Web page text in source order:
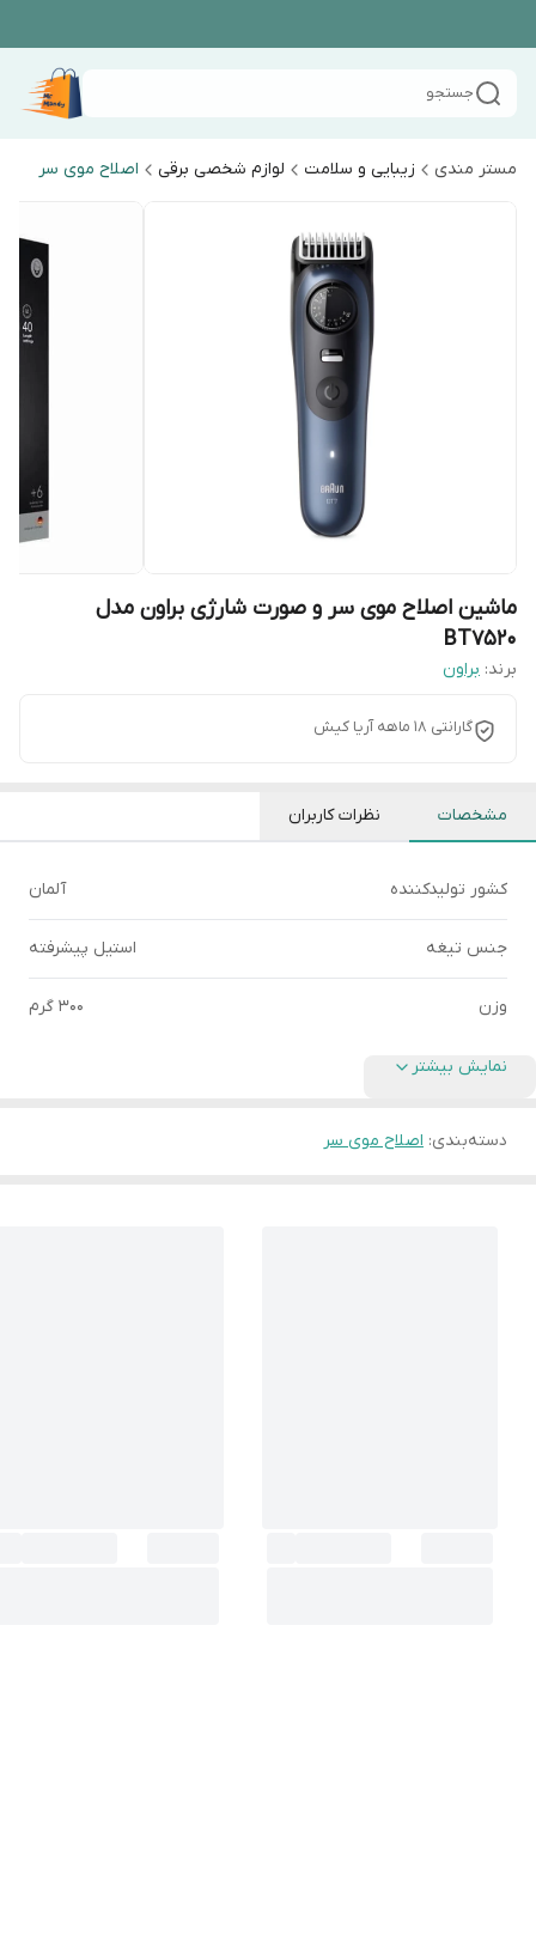
جستجو
مستر مندی زیبایی و سلامت لوازم شخصی برقی اصلاح موی سر
ماشین اصلاح موی سر و صورت شارژی براون مدل
BT7520
برند: براون
گارانتی 18 ماهه آریا کیش
مشخصات نظرات کاربران
کشور تولیدکننده آلمان
جنس تیغه استیل پیشرفته
وزن 300 گرم
نمایش بیشتر
دسته‌بندی: اصلاح موی سر